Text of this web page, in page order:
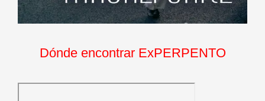
Dónde encontrar ExPERPENTO